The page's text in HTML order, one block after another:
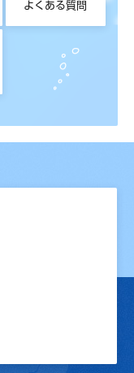
よくある質問